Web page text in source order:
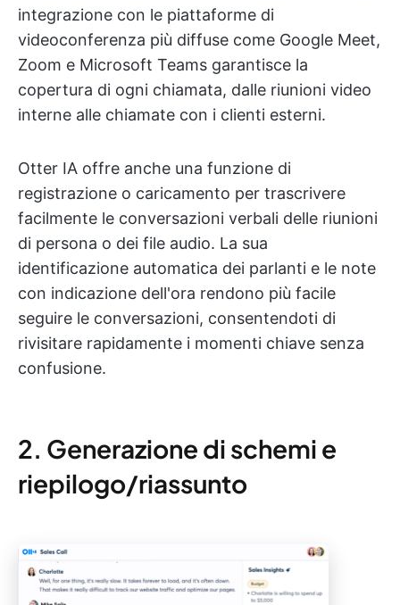
integrazione con le piattaforme di
videoconferenza più diffuse come Google Meet,
Zoom e Microsoft Teams garantisce la
copertura di ogni chiamata, dalle riunioni video
interne alle chiamate con i clienti esterni.
Otter IA offre anche una funzione di
registrazione o caricamento per trascrivere
facilmente le conversazioni verbali delle riunioni
di persona o dei file audio. La sua
identificazione automatica dei parlanti e le note
con indicazione dell'ora rendono più facile
seguire le conversazioni, consentendoti di
rivisitare rapidamente i momenti chiave senza
confusione.
2. Generazione di schemi e
riepilogo/riassunto